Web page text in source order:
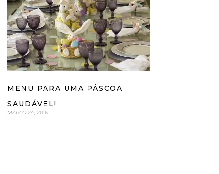
MENU PARA UMA PÁSCOA
SAUDÁVEL!
MARÇO 24, 2016